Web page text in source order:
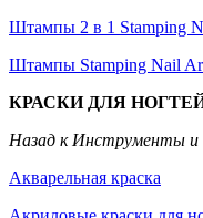
Штампы 2 в 1 Stamping
Штампы Stamping Nail
КРАСКИ ДЛЯ
Назад к Инструменты и
Акварельная краска